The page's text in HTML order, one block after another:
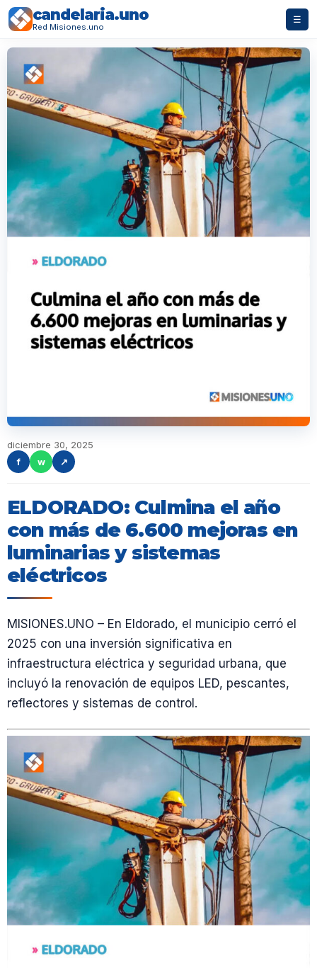
candelaria.uno
Red Misiones.uno
☰
diciembre 30, 2025
f
w ↗
ELDORADO: Culmina el año
con más de 6.600 mejoras en
luminarias y sistemas
eléctricos
MISIONES.UNO – En Eldorado, el municipio cerró el
2025 con una inversión significativa en
infraestructura eléctrica y seguridad urbana, que
incluyó la renovación de equipos LED, pescantes,
reflectores y sistemas de control.